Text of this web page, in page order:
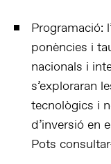
Programació:
ponències i
nacionals i
s’exploraran
tecnològics i
d’inversió en
Pots